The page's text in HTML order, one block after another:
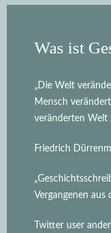
Was ist
„Die Welt
Mensch
veränderten Welt
Friedrich
Vergangenen aus
Twitter user